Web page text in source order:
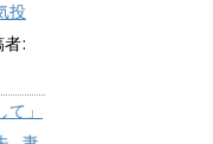
投
者:
」